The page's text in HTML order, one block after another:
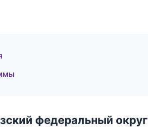
федеральный округ